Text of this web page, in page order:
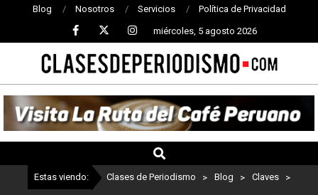
Blog Nosotros Servicios Política de Privacidad
miércoles, 5 agosto 2026
CLASES
DE
PERIODISMO
Estas viendo: Clases de Periodismo > Blog > Claves >